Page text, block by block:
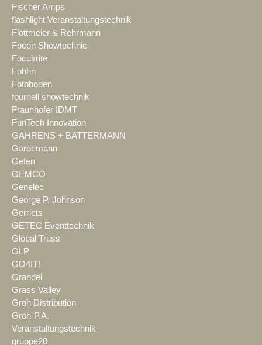
Fischer Amps
flashlight Veranstaltungstechnik
Flottmeier & Rehrmann
Focon Showtechnic
Focusrite
Fohhn
Fotoboden
fournell showtechnik
Fraunhofer IDMT
FunTech Innovation
GAHRENS + BATTERMANN
Gardemann
Gefen
GEMCO
Genelec
George P. Johnson
Gerriets
GETEC Eventtechnik
Global Truss
GLP
GO4IT!
Grandel
Grass Valley
Groh Distribution
Groh-P.A.
Veranstaltungstechnik
gruppe20